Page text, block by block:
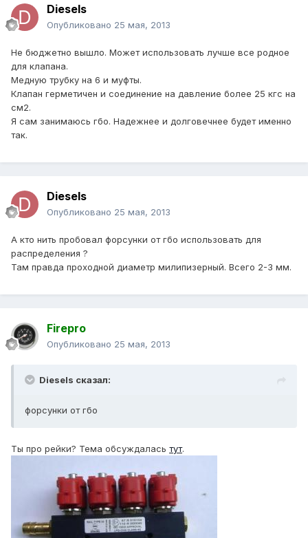
Diesels
Опубликовано 25 мая, 2013
Не бюджетно вышло. Может использовать лучше все родное
для клапана.
Медную трубку на 6 и муфты.
Клапан герметичен и соединение на давление более 25 кгс на
см2.
Я сам занимаюсь гбо. Надежнее и долговечнее будет именно
так.
Diesels
Опубликовано 25 мая, 2013
А кто нить пробовал форсунки от гбо использовать для
распределения ?
Там правда проходной диаметр милипизерный. Всего 2-3 мм.
Firepro
Опубликовано 25 мая, 2013
Diesels сказал:
форсунки от гбо
Ты про рейки? Тема обсуждалась тут.